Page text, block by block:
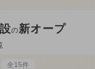
の新オープ
全15件